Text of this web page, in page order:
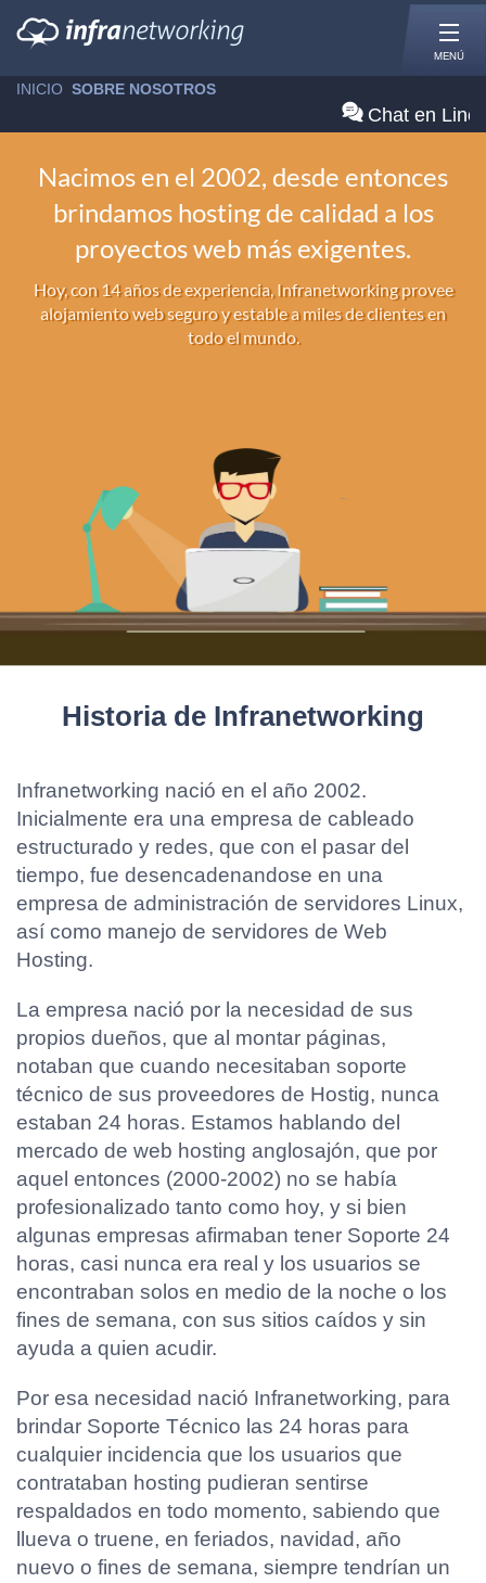
MENÚ
INICIO »SOBRE NOSOTROS
Chat en
Nacimos en el 2002, desde entonces
brindamos hosting de calidad a los
proyectos web más exigentes.
Hoy, con 14 años de experiencia, Infranetworking provee
alojamiento web seguro y estable a miles de clientes en
todo el mundo.
Historia de Infranetworking
Infranetworking nació en el año 2002.
Inicialmente era una empresa de cableado
estructurado y redes, que con el pasar del
tiempo, fue desencadenandose en una
empresa de administración de servidores Linux,
así como manejo de servidores de Web
Hosting.
La empresa nació por la necesidad de sus
propios dueños, que al montar páginas,
notaban que cuando necesitaban soporte
técnico de sus proveedores de Hostig, nunca
estaban 24 horas. Estamos hablando del
mercado de web hosting anglosajón, que por
aquel entonces (2000-2002) no se había
profesionalizado tanto como hoy, y si bien
algunas empresas afirmaban tener Soporte 24
horas, casi nunca era real y los usuarios se
encontraban solos en medio de la noche o los
fines de semana, con sus sitios caídos y sin
ayuda a quien acudir.
Por esa necesidad nació Infranetworking, para
brindar Soporte Técnico las 24 horas para
cualquier incidencia que los usuarios que
contrataban hosting pudieran sentirse
respaldados en todo momento, sabiendo que
llueva o truene, en feriados, navidad, año
nuevo o fines de semana, siempre tendrían un